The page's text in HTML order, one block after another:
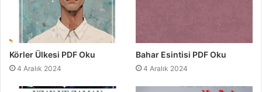
Körler Ülkesi PDF Oku
4 Aralık 2024
Bahar Esintisi PDF Oku
4 Aralık 2024